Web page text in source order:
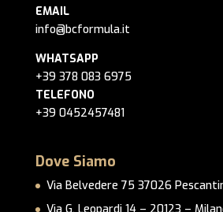
EMAIL
info@bcformula.it
WHATSAPP
+39 378 083 6975
TELEFONO
+39 0452457481
Dove Siamo
Via Belvedere 75 37026